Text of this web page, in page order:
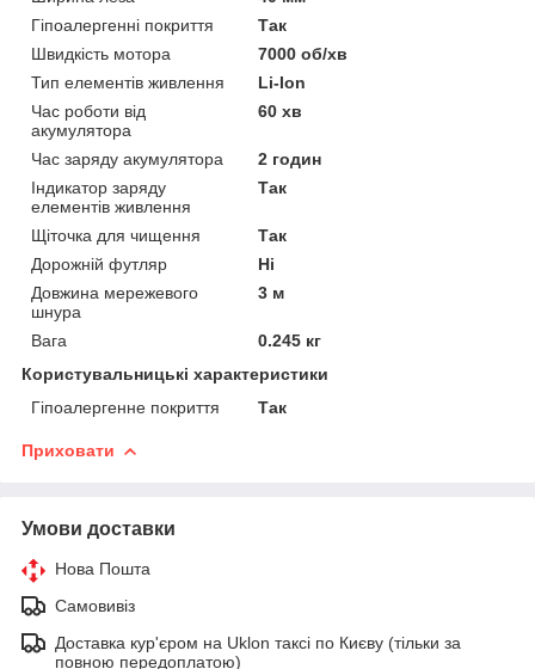
Гіпоалергенні покриття
Так
Швидкість мотора
7000 об/хв
Тип елементів живлення
Li-Ion
Час роботи від
акумулятора
60 хв
Час заряду акумулятора
2 годин
Індикатор заряду
елементів живлення
Так
Щіточка для чищення
Так
Дорожній футляр
Ні
Довжина мережевого
шнура
3 м
Вага
0.245 кг
Користувальницькі характеристики
Гіпоалергенне покриття
Так
Приховати
Умови доставки
Нова Пошта
Самовивіз
Доставка кур'єром на Uklon таксі по Києву (тільки за
повною передоплатою)